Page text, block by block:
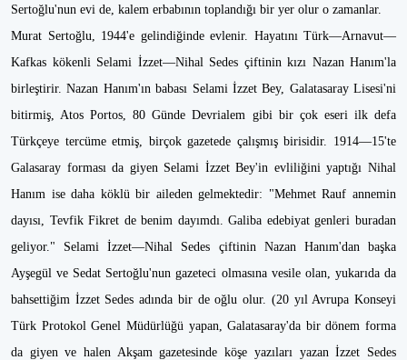
Sertoğlu'nun evi de, kalem erbabının toplandığı bir yer olur o zamanlar.
Murat Sertoğlu, 1944'e gelindiğinde evlenir. Hayatını Türk—Arnavut—
Kafkas kökenli Selami İzzet—Nihal Sedes çiftinin kızı Nazan Hanım'la
birleştirir. Nazan Hanım'ın babası Selami İzzet Bey, Galatasaray Lisesi'ni
bitirmiş, Atos Portos, 80 Günde Devrialem gibi bir çok eseri ilk defa
Türkçeye tercüme etmiş, birçok gazetede çalışmış birisidir. 1914—15'te
Galasaray forması da giyen Selami İzzet Bey'in evliliğini yaptığı Nihal
Hanım ise daha köklü bir aileden gelmektedir: "Mehmet Rauf annemin
dayısı, Tevfik Fikret de benim dayımdı. Galiba edebiyat genleri buradan
geliyor." Selami İzzet—Nihal Sedes çiftinin Nazan Hanım'dan başka
Ayşegül ve Sedat Sertoğlu'nun gazeteci olmasına vesile olan, yukarıda da
bahsettiğim İzzet Sedes adında bir de oğlu olur. (20 yıl Avrupa Konseyi
Türk Protokol Genel Müdürlüğü yapan, Galatasaray'da bir dönem forma
da giyen ve halen Akşam gazetesinde köşe yazıları yazan İzzet Sedes